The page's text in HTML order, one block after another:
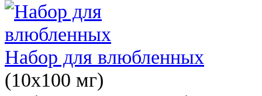
Набор для влюбленных
(10х100 мг)